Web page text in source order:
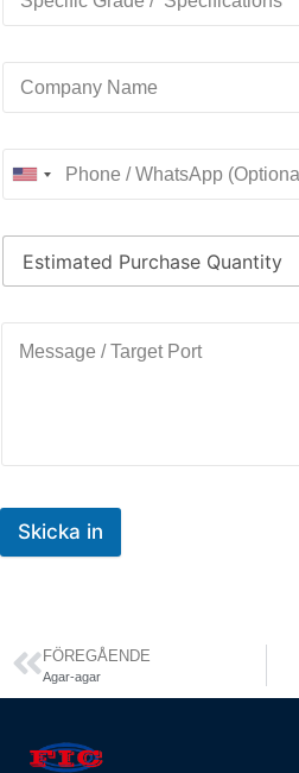
Skicka in
FÖREGÅENDE
Agar-agar